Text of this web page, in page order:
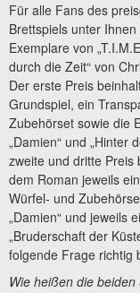
Für alle Fans des
Brettspiels unter
Exemplare von
durch die Zeit“ von
Der erste Preis
Grundspiel, ein
Zubehörset sowie die
„Damien“ und „Hinter
zweite und dritte Preis
dem Roman jeweils
Würfel- und
„Damien“ und jeweils
„Bruderschaft der
folgende Frage richtig
Wie heißen die